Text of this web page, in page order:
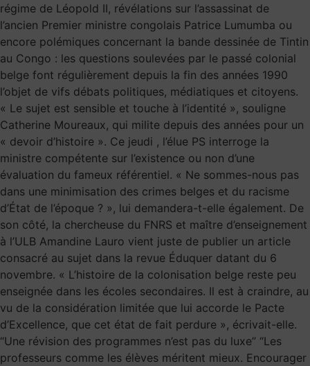
régime de Léopold II, révélations sur l’assassinat de
l’ancien Premier ministre congolais Patrice Lumumba ou
encore polémiques concernant la bande dessinée de Tintin
au Congo : les questions soulevées par le passé colonial
belge font régulièrement depuis la fin des années 1990
l’objet de vifs débats politiques, médiatiques et citoyens.
« Le sujet est sensible et touche à l’identité », souligne
Catherine Moureaux, qui milite depuis des années pour un
« devoir d’histoire ». Ce jeudi , l’élue PS interroge la
ministre compétente sur l’existence ou non d’une
évaluation du fameux référentiel. « Ne sommes-nous pas
dans une minimisation des crimes belges et du racisme
d’État de l’époque ? », lui demandera-t-elle également. De
son côté, la chercheuse du FNRS et maître d’enseignement
à l’ULB Amandine Lauro vient juste de publier un article
consacré au sujet dans la revue Éduquer datant du 6
novembre. « L’histoire de la colonisation belge reste peu
enseignée dans les écoles secondaires. Il est à craindre, au
vu de la considération limitée que lui accorde le Pacte
d’Excellence, que cet état de fait perdure », écrivait-elle.
“Une révision des programmes n’est pas du luxe” “Les
professeurs comme les élèves méritent mieux. Encourager